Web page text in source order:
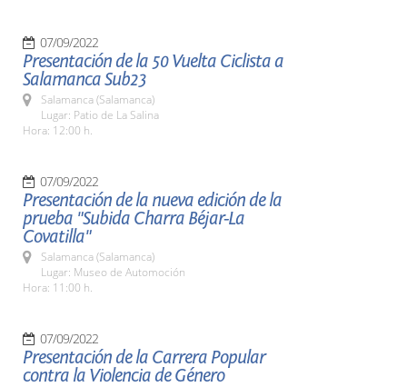
07/09/2022
Presentación de la 50 Vuelta Ciclista a
Salamanca Sub23
Salamanca (Salamanca)
Lugar: Patio de La Salina
Hora: 12:00 h.
07/09/2022
Presentación de la nueva edición de la
prueba "Subida Charra Béjar-La
Covatilla"
Salamanca (Salamanca)
Lugar: Museo de Automoción
Hora: 11:00 h.
07/09/2022
Presentación de la Carrera Popular
contra la Violencia de Género